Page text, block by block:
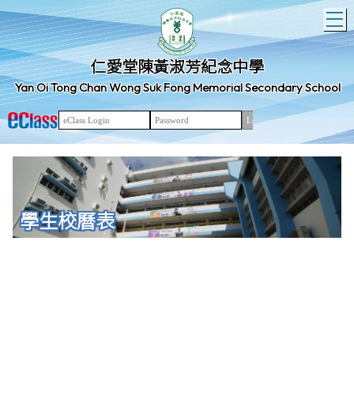
仁愛堂陳黃淑芳紀念中學
Yan Oi Tong Chan Wong Suk Fong Memorial Secondary School
學生校曆表